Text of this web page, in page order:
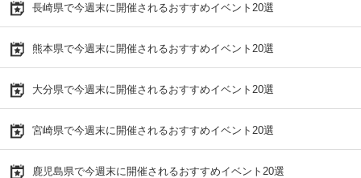
長崎県で今週末に開催されるおすすめイベント20選
熊本県で今週末に開催されるおすすめイベント20選
大分県で今週末に開催されるおすすめイベント20選
宮崎県で今週末に開催されるおすすめイベント20選
鹿児島県で今週末に開催されるおすすめイベント20選